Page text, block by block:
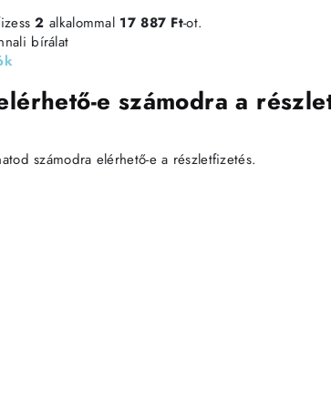
2 alkalommal 17 887 Ft-ot.
bírálat
e számodra a
számodra elérhető-e a részletfizetés.